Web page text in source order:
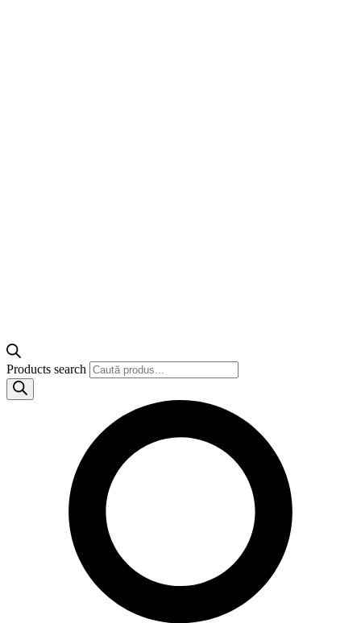
Products search